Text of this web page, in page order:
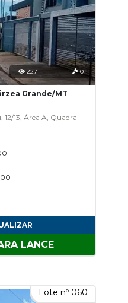
227 0
Grande/MT
13, Área A, Quadra
LANCE
Lote nº 060